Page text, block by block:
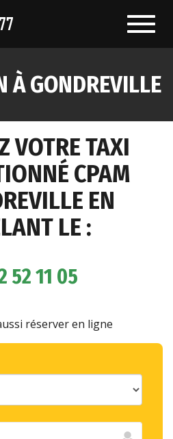
À GONDREVILLE
VOTRE TAXI
CPAM
EN
LE :
52 11 05
réserver en ligne